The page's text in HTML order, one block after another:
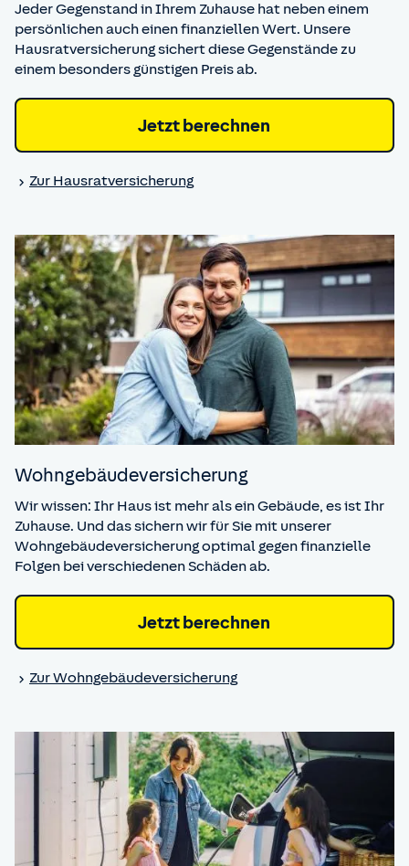
Jeder Gegenstand in Ihrem Zuhause hat neben einem
persönlichen auch einen finanziellen Wert. Unsere
Hausratversicherung sichert diese Gegenstände zu
einem besonders günstigen Preis ab.
Jetzt berechnen
Zur Hausrat­versicherung
Wohngebäude­versicherung
Wir wissen: Ihr Haus ist mehr als ein Gebäude, es ist Ihr
Zuhause. Und das sichern wir für Sie mit unserer
Wohngebäudeversicherung optimal gegen finanzielle
Folgen bei verschiedenen Schäden ab.
Jetzt berechnen
Zur Wohngebäude­versicherung